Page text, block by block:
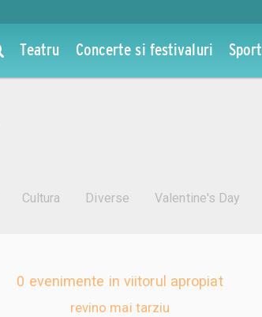
Teatru Concerte si festivaluri Sport
Cultura Diverse Valentine's Day
0 evenimente in viitorul apropiat
revino mai tarziu